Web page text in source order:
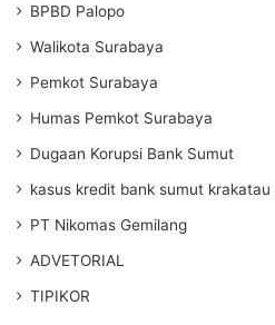
BPBD Palopo
Walikota Surabaya
Pemkot Surabaya
Humas Pemkot Surabaya
Dugaan Korupsi Bank Sumut
kasus kredit bank sumut krakatau
PT Nikomas Gemilang
ADVETORIAL
TIPIKOR